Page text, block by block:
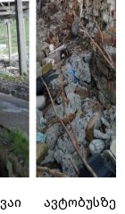
ავტობუსზე